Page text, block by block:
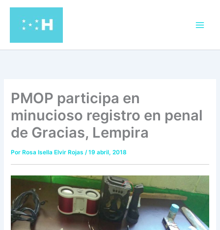
contenido
PMOP participa en
minucioso registro en penal
de Gracias, Lempira
Por Rosa Isella Elvir Rojas/19 abril, 2018